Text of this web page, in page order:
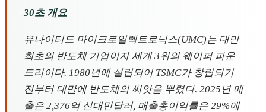
30초 개요
유나이티드 마이크로일렉트로닉스(UMC)는 대만
최초의 반도체 기업이자 세계 3위의 웨이퍼 파운
드리이다. 1980년에 설립되어 TSMC가 창립되기
전부터 대만에 반도체의 씨앗을 뿌렸다. 2025년 매
출은 2,376억 신대만달러, 매출총이익률은 29%에